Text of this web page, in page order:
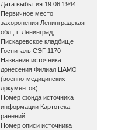
Дата выбытия 19.06.1944
Первичное место
захоронения Ленинградская
обл., г. Ленинград,
Пискаревское кладбище
Госпиталь СЭГ 1170
Название источника
донесения Филиал ЦАМО
(военно-медицинских
документов)
Номер фонда источника
информации Картотека
ранений
Номер описи источника